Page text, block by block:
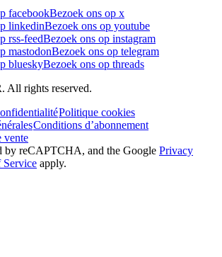
facebookBezoek ons op x
linkedinBezoek ons op youtube
rss-feedBezoek ons op instagram
mastodonBezoek ons op telegram
blueskyBezoek ons op threads
All rights reserved.
Politique cookies
Conditions d’abonnement
vente
by reCAPTCHA, and the Google Privacy
Service apply.